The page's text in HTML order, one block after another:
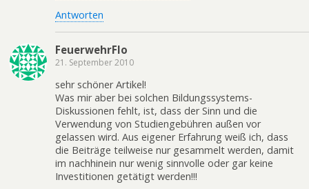
Antworten
FeuerwehrFlo
21. September 2010
sehr schöner Artikel!
Was mir aber bei solchen Bildungssystems-
Diskussionen fehlt, ist, dass der Sinn und die
Verwendung von Studiengebühren außen vor
gelassen wird. Aus eigener Erfahrung weiß ich, dass
die Beiträge teilweise nur gesammelt werden, damit
im nachhinein nur wenig sinnvolle oder gar keine
Investitionen getätigt werden!!!